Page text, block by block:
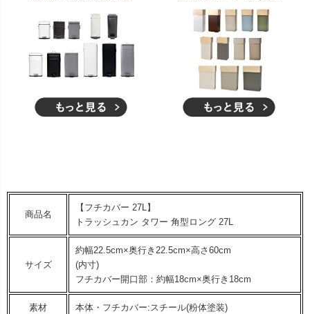
商品名
【フチカバー 27L】
トラッシュカン タワー 角型ロング 27L
サイズ
約幅22.5cm×奥行き22.5cm×高さ60cm
(内寸)
フチカバー開口部：約幅18cm×奥行き18cm
素材 本体・フチカバー:スチール(粉体塗装)